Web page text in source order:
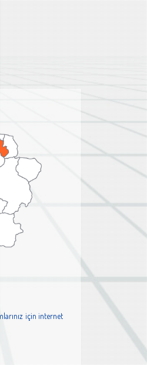
için internet